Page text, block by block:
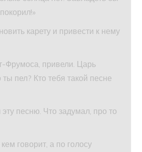
карету и привести к нему
Фрумоса, привели. Царь
пел? Кто тебя такой песне
песню. Что задумал, про то
говорит, а по голосу